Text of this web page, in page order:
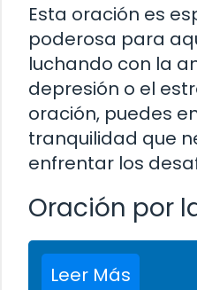
Esta oración es
poderosa para
luchando con la
depresión o el
oración, puedes
tranquilidad que
enfrentar los
Oración por
Leer Más